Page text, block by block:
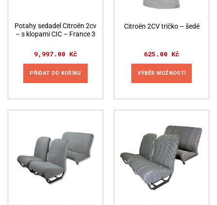
Potahy sedadel Citroën 2cv
– s klopami CIC – France 3
9,997.00 Kč
PŘIDAT DO KOŠÍKU
Citroën 2CV tričko – šedé
625.00 Kč
VÝBĚR MOŽNOSTÍ
variant.
Možnosti
lze
vybrat
na
stránce